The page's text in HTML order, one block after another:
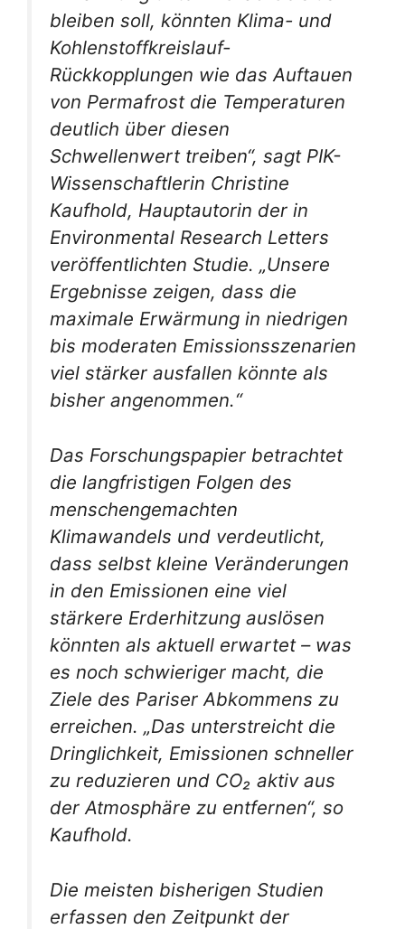
bleiben soll, könnten Klima- und
Kohlenstoffkreislauf-
Rückkopplungen wie das Auftauen
von Permafrost die Temperaturen
deutlich über diesen
Schwellenwert treiben“, sagt PIK-
Wissenschaftlerin Christine
Kaufhold, Hauptautorin der in
Environmental Research Letters
veröffentlichten Studie. „Unsere
Ergebnisse zeigen, dass die
maximale Erwärmung in niedrigen
bis moderaten Emissionsszenarien
viel stärker ausfallen könnte als
bisher angenommen.“
Das Forschungspapier betrachtet
die langfristigen Folgen des
menschengemachten
Klimawandels und verdeutlicht,
dass selbst kleine Veränderungen
in den Emissionen eine viel
stärkere Erderhitzung auslösen
könnten als aktuell erwartet – was
es noch schwieriger macht, die
Ziele des Pariser Abkommens zu
erreichen. „Das unterstreicht die
Dringlichkeit, Emissionen schneller
zu reduzieren und CO₂ aktiv aus
der Atmosphäre zu entfernen“, so
Kaufhold.
Die meisten bisherigen Studien
erfassen den Zeitpunkt der